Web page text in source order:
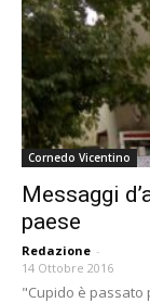
Cornedo Vicentino
Messaggi
paese
Redazione -
14 Ottobre 2016
"Cupido è passato